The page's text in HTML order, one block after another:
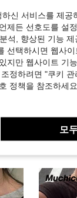
(1)
신 서비스를 제공
제든 선호도를 설
석, 향상된 기능
선택하시면 웹사
지만 웹사이트 기
정하려면 "쿠키
정책을 참조하세요.
모